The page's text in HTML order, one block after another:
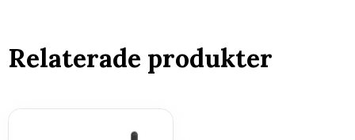
Relaterade produkter